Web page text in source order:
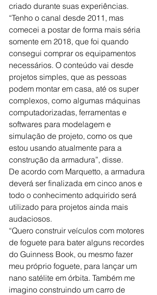
criado durante suas experiências.
“Tenho o canal desde 2011, mas
comecei a postar de forma mais séria
somente em 2018, que foi quando
consegui comprar os equipamentos
necessários. O conteúdo vai desde
projetos simples, que as pessoas
podem montar em casa, até os super
complexos, como algumas máquinas
computadorizadas, ferramentas e
softwares para modelagem e
simulação de projeto, como os que
estou usando atualmente para a
construção da armadura”, disse.
De acordo com Marquetto, a armadura
deverá ser finalizada em cinco anos e
todo o conhecimento adquirido será
utilizado para projetos ainda mais
audaciosos.
“Quero construir veículos com motores
de foguete para bater alguns recordes
do Guinness Book, ou mesmo fazer
meu próprio foguete, para lançar um
nano satélite em órbita. Também me
imagino construindo um carro de